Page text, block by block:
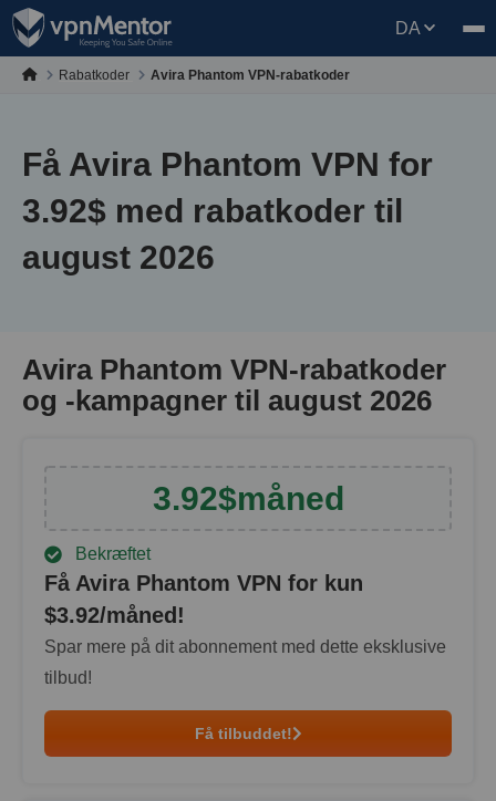
DA
Rabatkoder Avira Phantom VPN-rabatkoder
Få Avira Phantom VPN for
3.92$ med rabatkoder til
august 2026
Avira Phantom VPN-rabatkoder
og -kampagner til august 2026
3.92$måned
Bekræftet
Få Avira Phantom VPN for kun
$3.92/måned!
Spar mere på dit abonnement med dette eksklusive
tilbud!
Få tilbuddet!